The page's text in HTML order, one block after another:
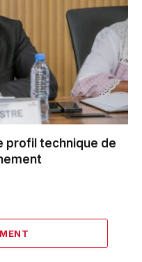
profil technique de